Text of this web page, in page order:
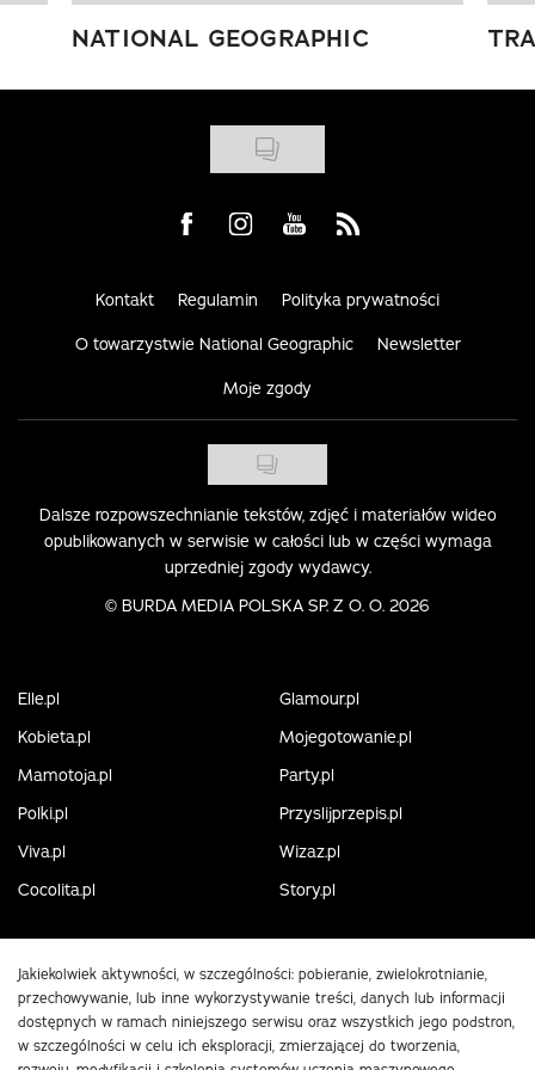
NATIONAL GEOGRAPHIC
Visit us on Facebook
Visit us on Instagram
Visit us on Youtube
Visit us on Rss
Kontakt Regulamin Polityka prywatności
O towarzystwie National Geographic Newsletter
Moje zgody
Dalsze rozpowszechnianie tekstów, zdjęć i materiałów wideo
opublikowanych w serwisie w całości lub w części wymaga
uprzedniej zgody wydawcy.
© BURDA MEDIA POLSKA SP. Z O. O. 2026
Elle.pl
Glamour.pl
Kobieta.pl
Mojegotowanie.pl
Mamotoja.pl
Party.pl
Polki.pl
Przyslijprzepis.pl
Viva.pl
Wizaz.pl
Cocolita.pl
Story.pl
Jakiekolwiek aktywności, w szczególności: pobieranie, zwielokrotnianie,
przechowywanie, lub inne wykorzystywanie treści, danych lub informacji
dostępnych w ramach niniejszego serwisu oraz wszystkich jego podstron,
w szczególności w celu ich eksploracji, zmierzającej do tworzenia,